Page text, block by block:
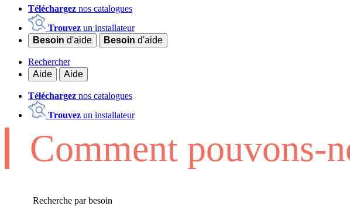
Téléchargez nos catalogues
Trouvez un installateur
Besoin d'aide Besoin d'aide
Rechercher
Aide
Aide
Téléchargez nos catalogues
Trouvez un installateur
Comment pouvons-
Recherche par besoin